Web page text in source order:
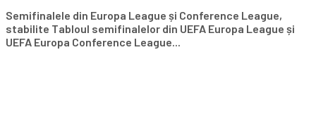
Semifinalele din Europa League și Conference League,
stabilite Tabloul semifinalelor din UEFA Europa League și
UEFA Europa Conference League...